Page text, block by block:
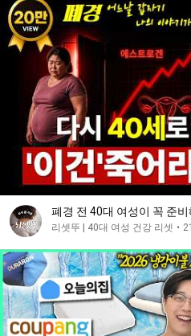
폐경 전 40대 여성이 꼭 준
리셋뚜 | 40대 여성 건강 리셋 •